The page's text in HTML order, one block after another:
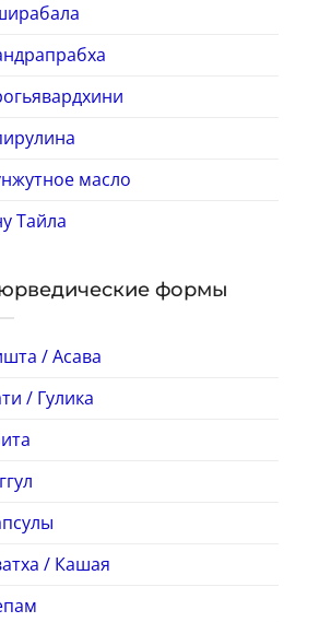
масло
Тайла
формы
/ Асава
/ Гулика
/ Кашая